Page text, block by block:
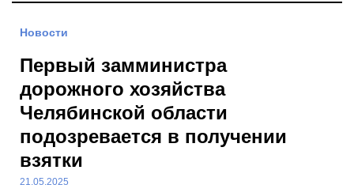
Новости
Первый замминистра
дорожного хозяйства
Челябинской области
подозревается в получении
взятки
21.05.2025